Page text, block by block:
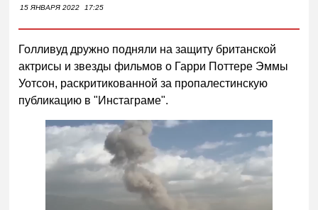
15 ЯНВАРЯ 2022 17:25
Голливуд дружно подняли на защиту британской
актрисы и звезды фильмов о Гарри Поттере Эммы
Уотсон, раскритикованной за пропалестинскую
публикацию в "Инстаграме".